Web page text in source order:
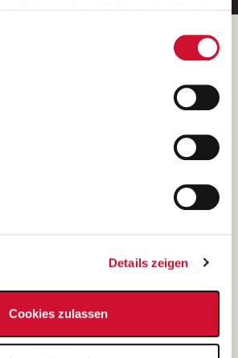
zulassen“ klicken, so stimmen
sämtlicher Cookies zu. Sie können
jederzeit widerrufen,
Einstellungen aufrufen und diese
Details zeigen
Cookies zulassen
des AWO Bezirksverbandes Unterfranken